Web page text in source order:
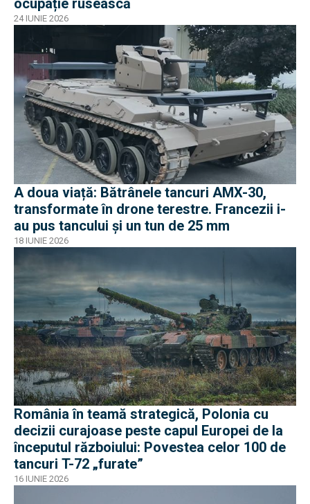
ocupație rusească
24 IUNIE 2026
A doua viață: Bătrânele tancuri AMX-30,
transformate în drone terestre. Francezii i-
au pus tancului și un tun de 25 mm
18 IUNIE 2026
România în teamă strategică, Polonia cu
decizii curajoase peste capul Europei de la
începutul războiului: Povestea celor 100 de
tancuri T-72 „furate”
16 IUNIE 2026